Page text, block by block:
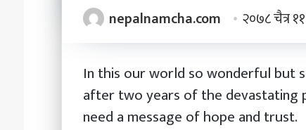
nepalnamcha.com २०७८ चैत्र ११
In this our world so wonderful but
after two years of the devastating
need a message of hope and trust.